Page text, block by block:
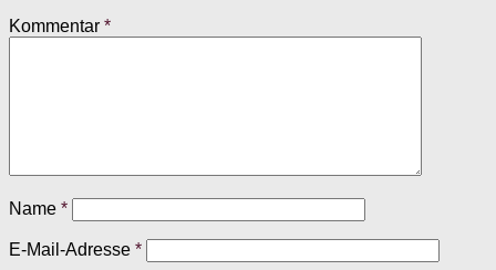
Kommentar *
Name *
E-Mail-Adresse *